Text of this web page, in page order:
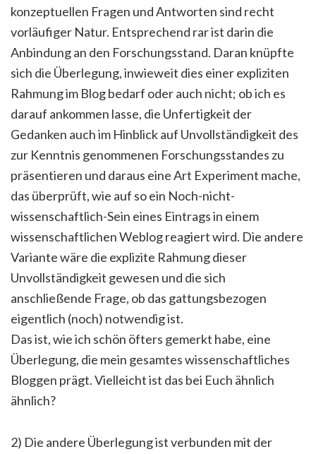
konzeptuellen Fragen und Antworten sind recht
vorläufiger Natur. Entsprechend rar ist darin die
Anbindung an den Forschungsstand. Daran knüpfte
sich die Überlegung, inwieweit dies einer expliziten
Rahmung im Blog bedarf oder auch nicht; ob ich es
darauf ankommen lasse, die Unfertigkeit der
Gedanken auch im Hinblick auf Unvollständigkeit des
zur Kenntnis genommenen Forschungsstandes zu
präsentieren und daraus eine Art Experiment mache,
das überprüft, wie auf so ein Noch-nicht-
wissenschaftlich-Sein eines Eintrags in einem
wissenschaftlichen Weblog reagiert wird. Die andere
Variante wäre die explizite Rahmung dieser
Unvollständigkeit gewesen und die sich
anschließende Frage, ob das gattungsbezogen
eigentlich (noch) notwendig ist.
Das ist, wie ich schön öfters gemerkt habe, eine
Überlegung, die mein gesamtes wissenschaftliches
Bloggen prägt. Vielleicht ist das bei Euch ähnlich
ähnlich?
2) Die andere Überlegung ist verbunden mit der